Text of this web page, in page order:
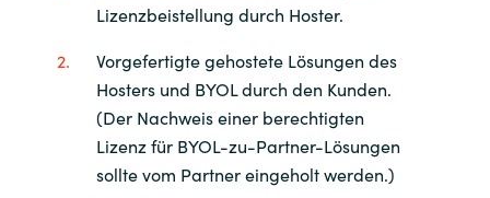
Lizenzbeistellung durch Hoster.
Vorgefertigte gehostete Lösungen des
Hosters und BYOL durch den Kunden.
(Der Nachweis einer berechtigten
Lizenz für BYOL-zu-Partner-Lösungen
sollte vom Partner eingeholt werden.)